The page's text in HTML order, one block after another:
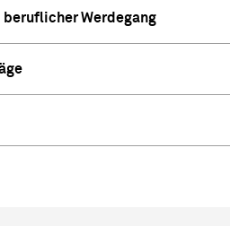
beruflicher Werdegang